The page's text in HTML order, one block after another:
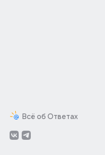
Всё об Ответах